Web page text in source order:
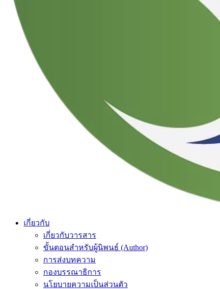
เกี่ยวกับ
เกี่ยวกับวารสาร
ขั้นตอนสำหรับผู้นิพนธ์ (Author)
การส่งบทความ
กองบรรณาธิการ
นโยบายความเป็นส่วนตัว